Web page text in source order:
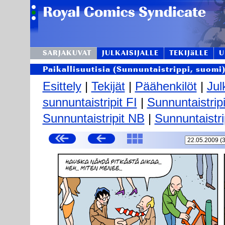
SARJAKUVAT JULKAISIJALLE TEKIJäLLE
Paikallisuutisia (Sunnuntaistrippi, suomi)
Esittely| Tekijät| Päähenkilöt|
sunnuntaistripit FI |
Sunnuntaistripit NB |